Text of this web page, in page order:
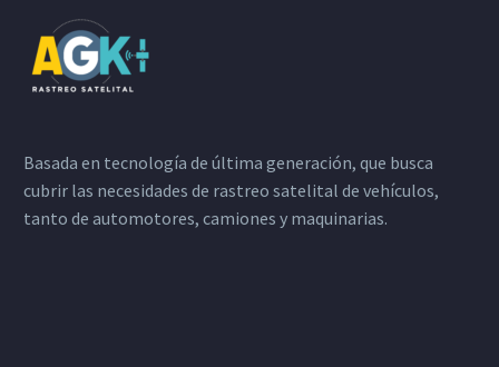
Basada en tecnología de última generación, que busca
cubrir las necesidades de rastreo satelital de vehículos,
tanto de automotores, camiones y maquinarias.